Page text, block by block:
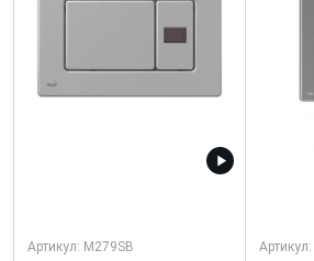
Артикул: M279SB Артикул: